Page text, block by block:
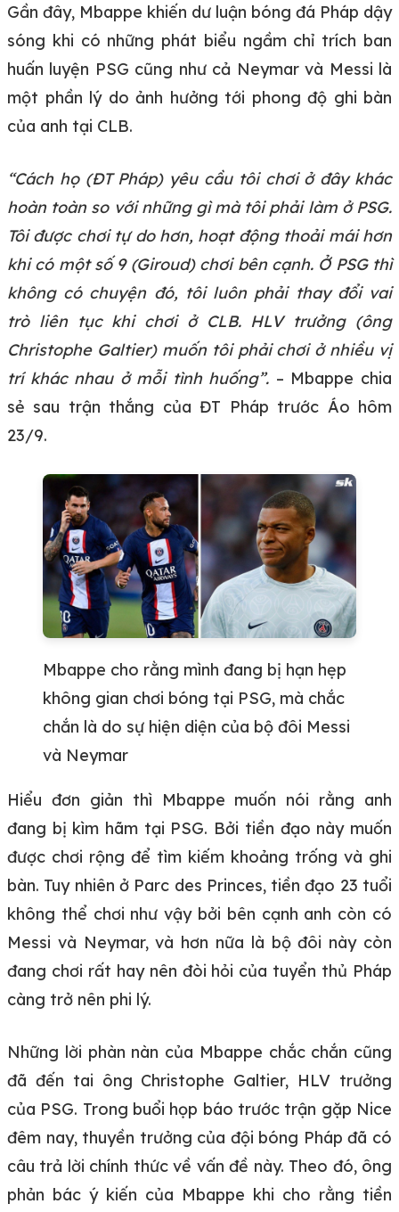
Gần đây, Mbappe khiến dư luận bóng đá Pháp dậy
sóng khi có những phát biểu ngầm chỉ trích ban
huấn luyện PSG cũng như cả Neymar và Messi là
một phần lý do ảnh hưởng tới phong độ ghi bàn
của anh tại CLB.
“Cách họ (ĐT Pháp) yêu cầu tôi chơi ở đây khác
hoàn toàn so với những gì mà tôi phải làm ở PSG.
Tôi được chơi tự do hơn, hoạt động thoải mái hơn
khi có một số 9 (Giroud) chơi bên cạnh. Ở PSG thì
không có chuyện đó, tôi luôn phải thay đổi vai
trò liên tục khi chơi ở CLB. HLV trưởng (ông
Christophe Galtier) muốn tôi phải chơi ở nhiều vị
trí khác nhau ở mỗi tình huống”. – Mbappe chia
sẻ sau trận thắng của ĐT Pháp trước Áo hôm
23/9.
Mbappe cho rằng mình đang bị hạn hẹp
không gian chơi bóng tại PSG, mà chắc
chắn là do sự hiện diện của bộ đôi Messi
và Neymar
Hiểu đơn giản thì Mbappe muốn nói rằng anh
đang bị kìm hãm tại PSG. Bởi tiền đạo này muốn
được chơi rộng để tìm kiếm khoảng trống và ghi
bàn. Tuy nhiên ở Parc des Princes, tiền đạo 23 tuổi
không thể chơi như vậy bởi bên cạnh anh còn có
Messi và Neymar, và hơn nữa là bộ đôi này còn
đang chơi rất hay nên đòi hỏi của tuyển thủ Pháp
càng trở nên phi lý.
Những lời phàn nàn của Mbappe chắc chắn cũng
đã đến tai ông Christophe Galtier, HLV trưởng
của PSG. Trong buổi họp báo trước trận gặp Nice
đêm nay, thuyền trưởng của đội bóng Pháp đã có
câu trả lời chính thức về vấn đề này. Theo đó, ông
phản bác ý kiến của Mbappe khi cho rằng tiền